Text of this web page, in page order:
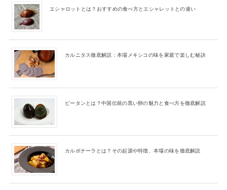
エシャロットとは？おすすめの食べ方とエシャレットとの違い
カルニタス徹底解説：本場メキシコの味を家庭で楽しむ秘訣
ピータンとは？中国伝統の黒い卵の魅力と食べ方を徹底解説
カルボナーラとは？その起源や特徴、本場の味を徹底解説